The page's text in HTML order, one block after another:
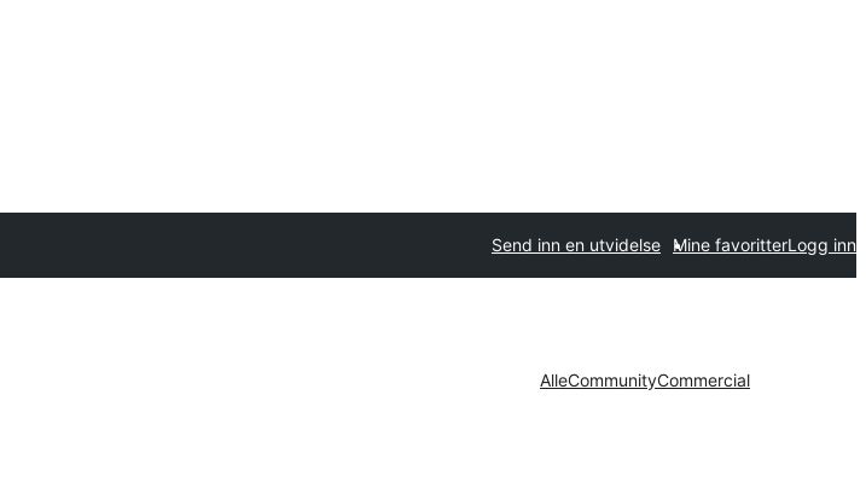
Send inn en utvidelse Mine favoritterLogg inn
AlleCommunityCommercial